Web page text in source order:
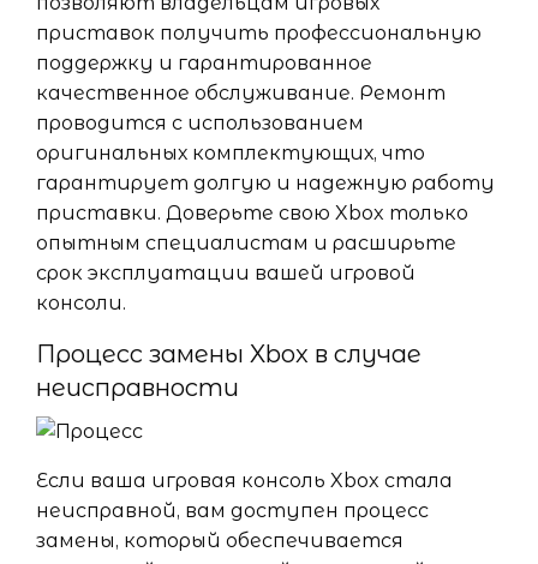
приставок получить профессиональную
поддержку и гарантированное
качественное обслуживание. Ремонт
проводится с использованием
оригинальных комплектующих, что
гарантирует долгую и надежную работу
приставки. Доверьте свою Xbox только
опытным специалистам и расширьте
срок эксплуатации вашей игровой
консоли.
Процесс замены Xbox в случае
неисправности
Если ваша игровая консоль Xbox стала
неисправной, вам доступен процесс
замены, который обеспечивается